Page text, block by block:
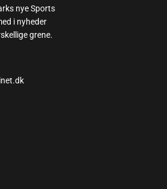
nye Sports
i nyheder
grene.